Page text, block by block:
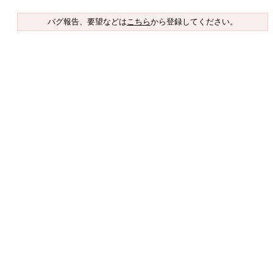
バグ報告、要望などはこちらから登録してください。